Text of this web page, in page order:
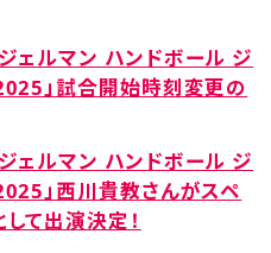
ジェルマン ハンドボール ジ
」試合開始時刻変更の
ジェルマン ハンドボール ジ
」西川貴教さんがスペ
て出演決定！